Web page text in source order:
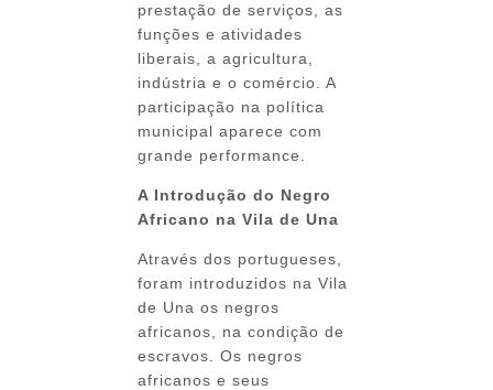
prestação de serviços, as
funções e atividades
liberais, a agricultura,
indústria e o comércio. A
participação na política
municipal aparece com
grande performance.
A Introdução do Negro
Africano na Vila de Una
Através dos portugueses,
foram introduzidos na Vila
de Una os negros
africanos, na condição de
escravos. Os negros
africanos e seus